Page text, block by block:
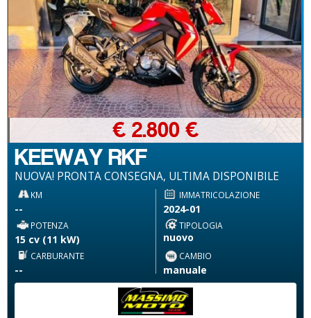
KEEWAY RKF
NUOVA! PRONTA CONSEGNA, ULTIMA DISPONIBILE
€ 2.800 €
KM
--
IMMATRICOLAZIONE
2024-01
POTENZA
15 cv (11 kW)
TIPOLOGIA
nuovo
CARBURANTE
--
CAMBIO
manuale